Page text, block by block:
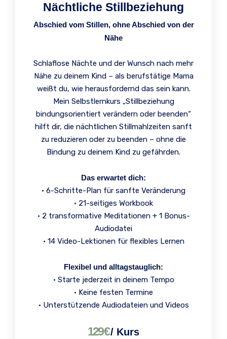
Nächtliche Stillbeziehung
Abschied vom Stillen, ohne Abschied von der
Nähe
Schlaflose Nächte und der Wunsch nach mehr
Nähe zu deinem Kind – als berufstätige Mama
weißt du, wie herausfordernd das sein kann.
Mein Selbstlernkurs „Stillbeziehung
bindungsorientiert verändern oder beenden“
hilft dir, die nächtlichen Stillmahlzeiten sanft
zu reduzieren oder zu beenden – ohne die
Bindung zu deinem Kind zu gefährden.
Das erwartet dich:
•⁠ ⁠6-Schritte-Plan für sanfte Veränderung
•⁠ ⁠21-seitiges Workbook
•⁠ ⁠2 transformative Meditationen + 1 Bonus-
Audiodatei
•⁠ ⁠14 Video-Lektionen für flexibles Lernen
Flexibel und alltagstauglich:
•⁠ ⁠Starte jederzeit in deinem Tempo
•⁠ ⁠Keine festen Termine
•⁠ ⁠Unterstützende Audiodateien und Videos
129€/ Kurs